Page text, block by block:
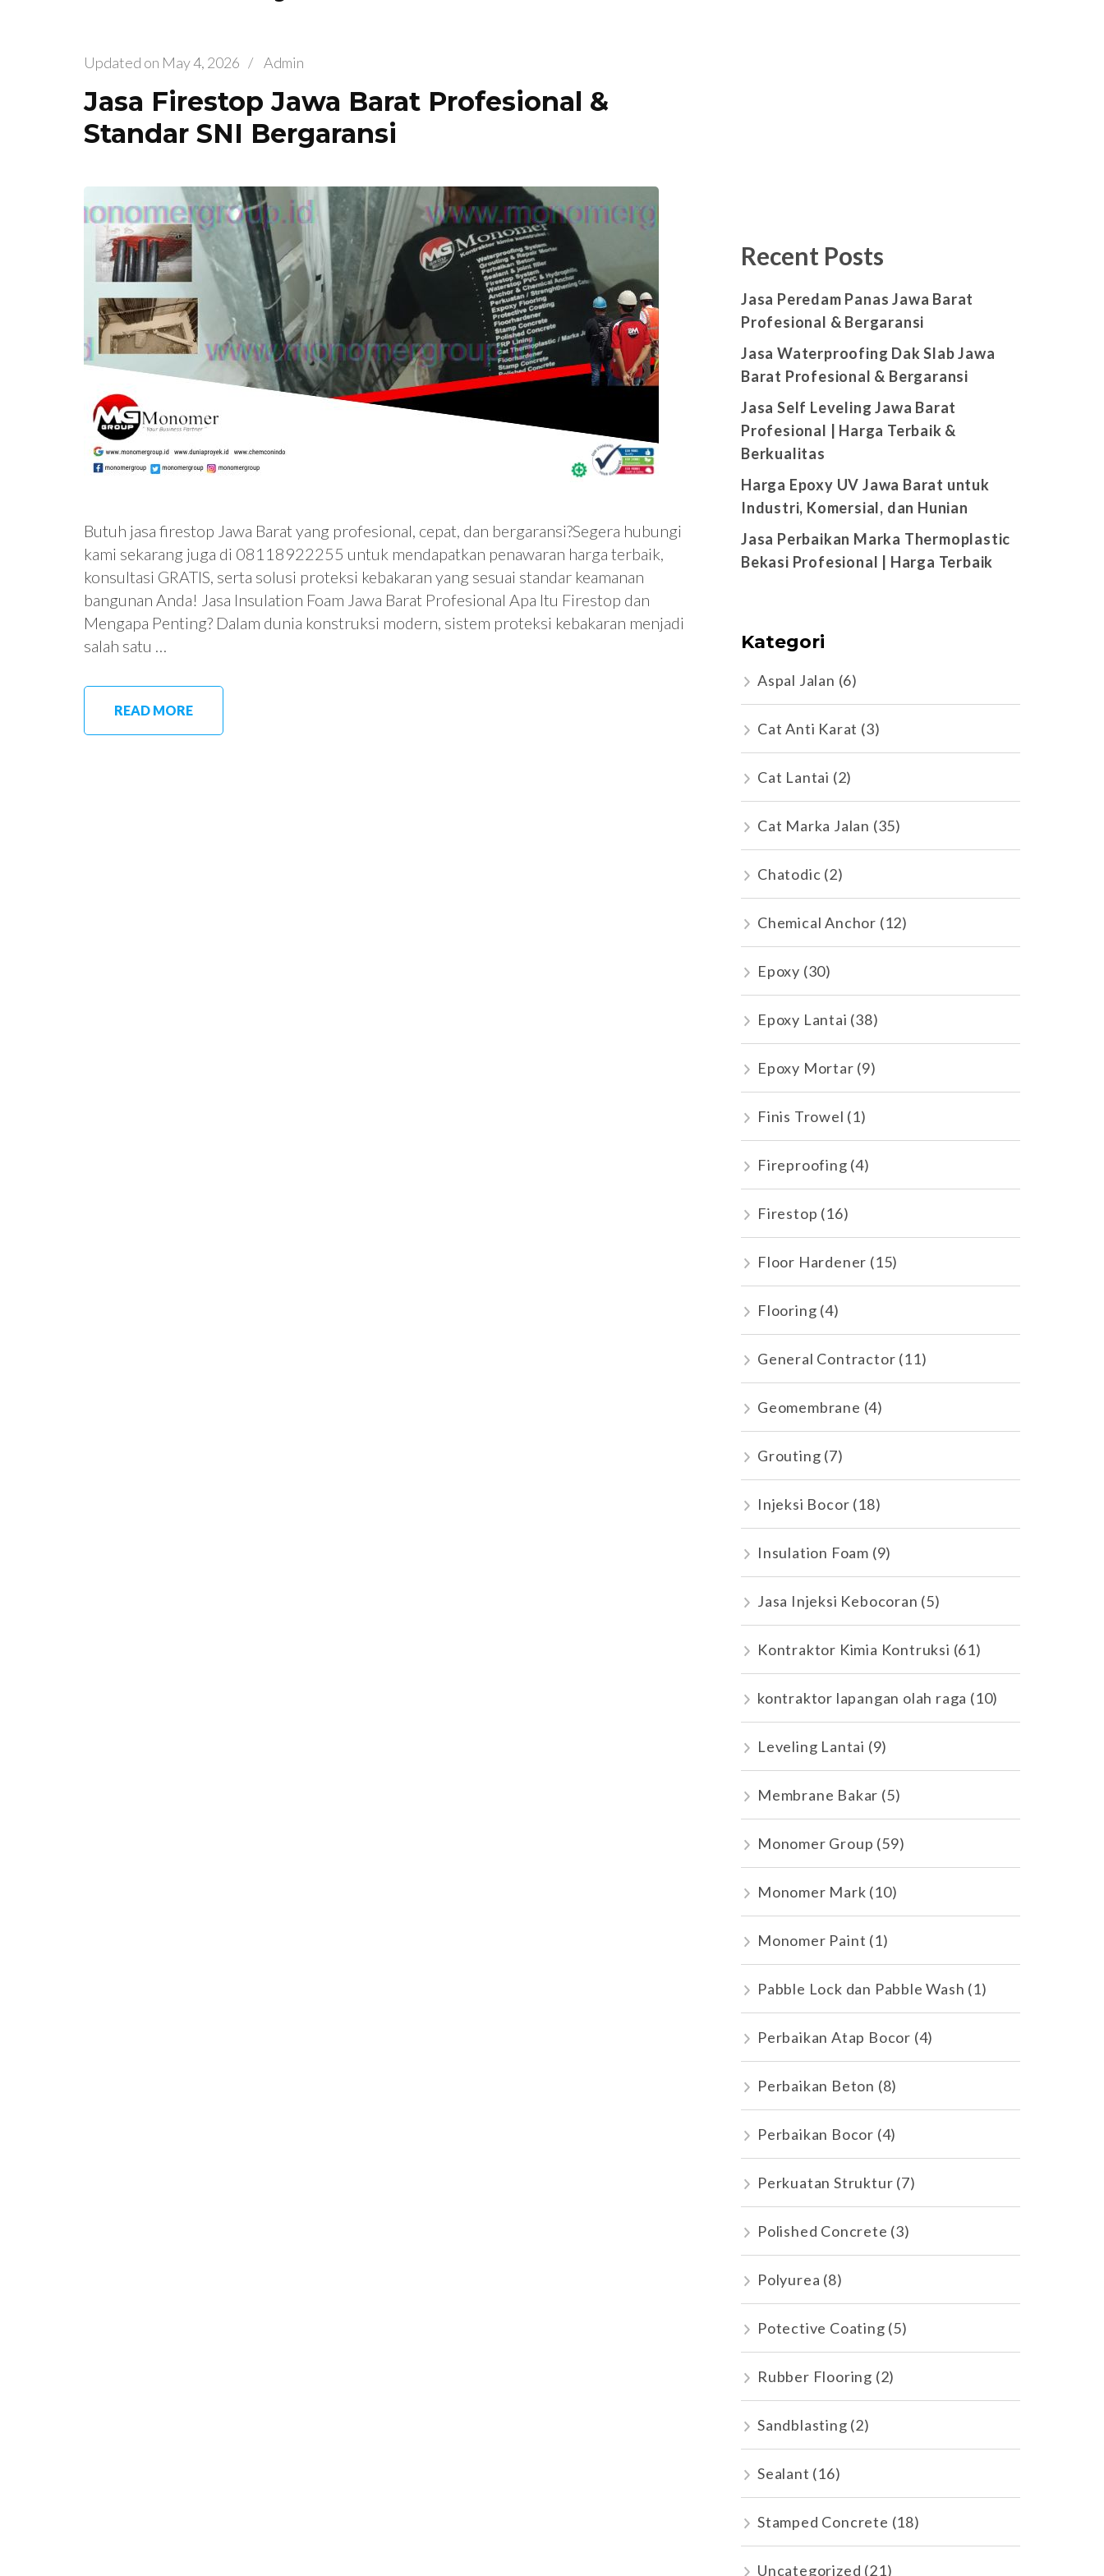
Updated on May 4, 2026 / Admin
Jasa Firestop Jawa Barat Profesional &
Standar SNI Bergaransi
Butuh jasa firestop Jawa Barat yang profesional, cepat, dan bergaransi?Segera hubungi
kami sekarang juga di 08118922255 untuk mendapatkan penawaran harga terbaik,
konsultasi GRATIS, serta solusi proteksi kebakaran yang sesuai standar keamanan
bangunan Anda! Jasa Insulation Foam Jawa Barat Profesional Apa Itu Firestop dan
Mengapa Penting? Dalam dunia konstruksi modern, sistem proteksi kebakaran menjadi
salah satu …
READ MORE
Recent Posts
Jasa Peredam Panas Jawa Barat
Profesional & Bergaransi
Jasa Waterproofing Dak Slab Jawa
Barat Profesional & Bergaransi
Jasa Self Leveling Jawa Barat
Profesional | Harga Terbaik &
Berkualitas
Harga Epoxy UV Jawa Barat untuk
Industri, Komersial, dan Hunian
Jasa Perbaikan Marka Thermoplastic
Bekasi Profesional | Harga Terbaik
Kategori
Aspal Jalan (6)
Cat Anti Karat (3)
Cat Lantai (2)
Cat Marka Jalan (35)
Chatodic (2)
Chemical Anchor (12)
Epoxy (30)
Epoxy Lantai (38)
Epoxy Mortar (9)
Finis Trowel (1)
Fireproofing (4)
Firestop (16)
Floor Hardener (15)
Flooring (4)
General Contractor (11)
Geomembrane (4)
Grouting (7)
Injeksi Bocor (18)
Insulation Foam (9)
Jasa Injeksi Kebocoran (5)
Kontraktor Kimia Kontruksi (61)
kontraktor lapangan olah raga (10)
Leveling Lantai (9)
Membrane Bakar (5)
Monomer Group (59)
Monomer Mark (10)
Monomer Paint (1)
Pabble Lock dan Pabble Wash (1)
Perbaikan Atap Bocor (4)
Perbaikan Beton (8)
Perbaikan Bocor (4)
Perkuatan Struktur (7)
Polished Concrete (3)
Polyurea (8)
Potective Coating (5)
Rubber Flooring (2)
Sandblasting (2)
Sealant (16)
Stamped Concrete (18)
Uncategorized (21)